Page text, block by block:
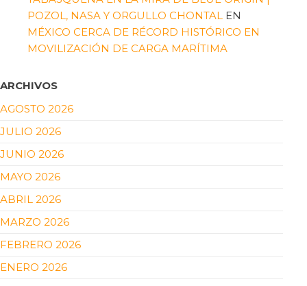
POZOL, NASA Y ORGULLO CHONTAL EN
MÉXICO CERCA DE RÉCORD HISTÓRICO EN
MOVILIZACIÓN DE CARGA MARÍTIMA
ARCHIVOS
AGOSTO 2026
JULIO 2026
JUNIO 2026
MAYO 2026
ABRIL 2026
MARZO 2026
FEBRERO 2026
ENERO 2026